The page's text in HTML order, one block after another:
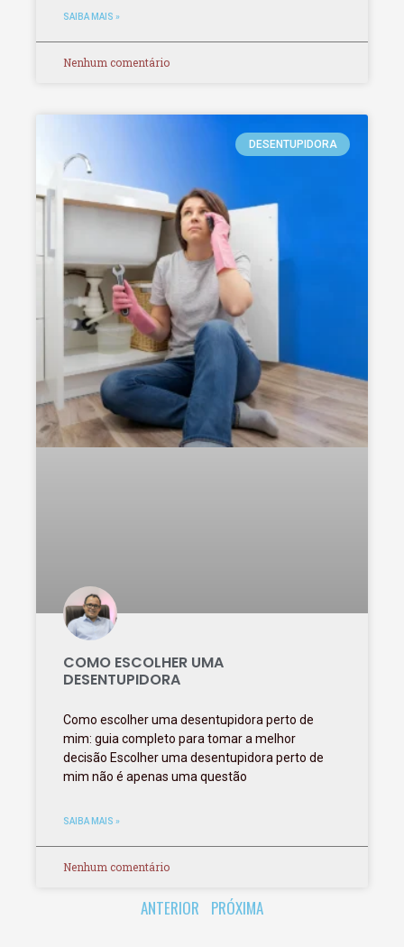
SAIBA MAIS »
Nenhum comentário
DESENTUPIDORA
COMO ESCOLHER UMA
DESENTUPIDORA
Como escolher uma desentupidora perto de
mim: guia completo para tomar a melhor
decisão Escolher uma desentupidora perto de
mim não é apenas uma questão
SAIBA MAIS »
Nenhum comentário
ANTERIOR PRÓXIMA